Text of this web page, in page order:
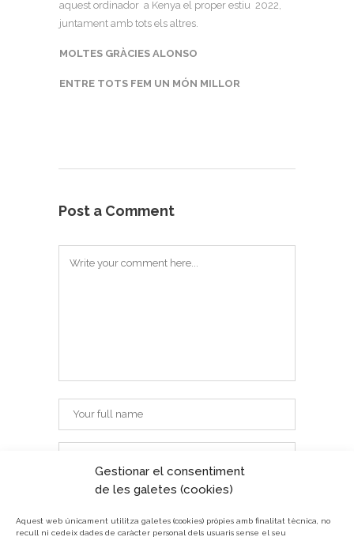
Gestionar el consentiment
de les galetes (cookies)
Aquest web únicament utilitza galetes (cookies) pròpies amb finalitat tècnica, no
recull ni cedeix dades de caràcter personal dels usuaris sense el seu
aquest ordinador a Kenya el proper estiu 2022,
juntament amb tots els altres.
MOLTES GRÀCIES ALONSO
ENTRE TOTS FEM UN MÓN MILLOR
Post a Comment